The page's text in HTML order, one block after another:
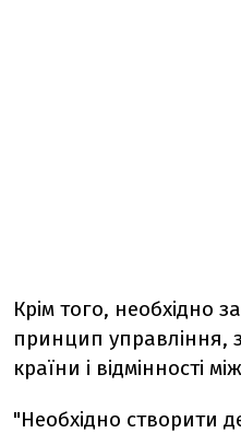
Крім того, необхідно
принцип управління,
країни і відмінності
"Необхідно створити